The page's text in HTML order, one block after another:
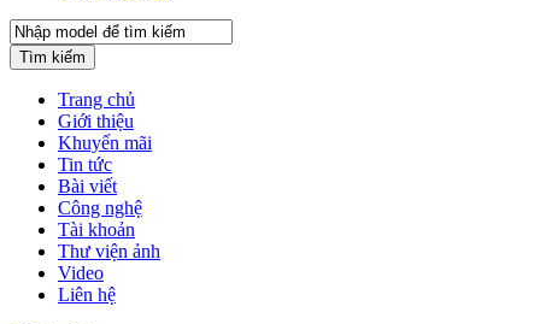
Tìm kiếm
Trang chủ
Giới thiệu
Khuyến mãi
Tin tức
Bài viết
Công nghệ
Tài khoản
Thư viện ảnh
Video
Liên hệ